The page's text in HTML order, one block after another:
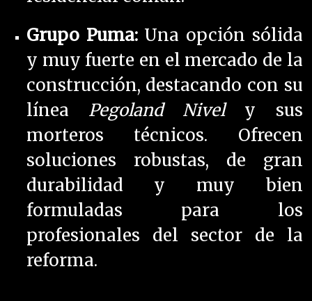
Grupo Puma:Una opción sólida
y muy fuerte en el mercado de la
construcción, destacando con su
línea Pegoland Nively sus
morteros técnicos. Ofrecen
soluciones robustas, de gran
durabilidad y muy bien
formuladas para los
profesionales del sector de la
reforma.